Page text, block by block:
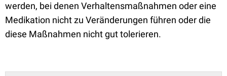
werden, bei denen Verhaltensmaßnahmen oder eine
Medikation nicht zu Veränderungen führen oder die
diese Maßnahmen nicht gut tolerieren.